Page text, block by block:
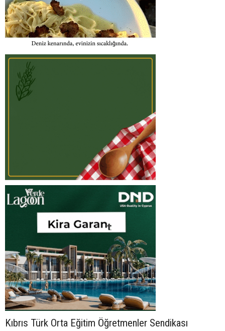
Kıbrıs Türk Orta Eğitim Öğretmenler Sendikası